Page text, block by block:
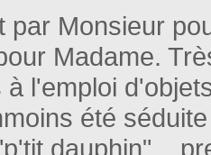
par Monsieur
Madame.
à l'emploi
été
dauphin"...